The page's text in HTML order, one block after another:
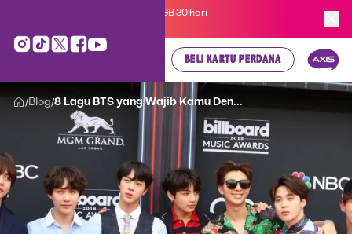
Kartu Perdana AXIS Suka-Suka 3GB 30 hari
BELI KARTU PERDANA
/Blog/8 Lagu BTS yang Wajib Kamu Den...